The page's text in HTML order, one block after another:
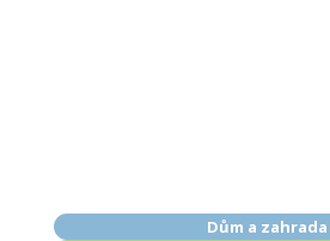
Dům a zahrada